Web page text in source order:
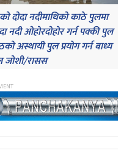
दोदा नदीमाथिको काठे पुलमा
नदी ओहोरदोहोर गर्न पक्की पुल
अस्थायी पुल प्रयोग गर्न बाध्य
जोशी/रासस